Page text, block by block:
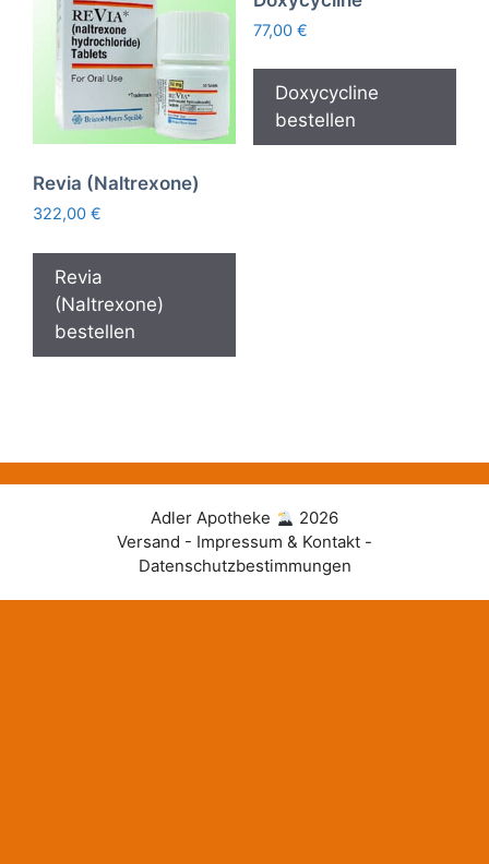
Revia (Naltrexone)
322,00 €
Revia
(Naltrexone)
bestellen
77,00 €
Doxycycline
bestellen
Adler Apotheke
2026
Versand - Impressum & Kontakt -
Datenschutzbestimmungen